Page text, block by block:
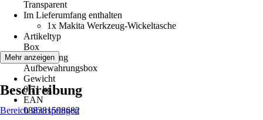
Transparent
Im Lieferumfang enthalten
1x Makita Werkzeug-Wickeltasche
Artikeltyp
Box
Ausführung
Aufbewahrungsbox
Gewicht
0,71 kg
EAN
088381598682
Mehr anzeigen
Beschreibung
Bereich überspringen